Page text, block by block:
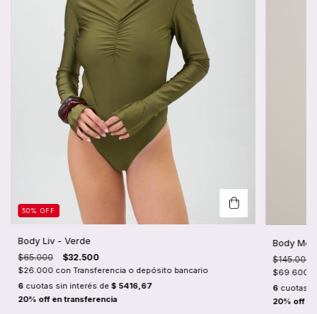
50% OFF
Body Liv - Verde
$65.000 $32.500
$26.000 con Transferencia o depósito bancario
6cuotas sin interés de $ 5416,67
Body
$145.000
$69.600
6 cuotas